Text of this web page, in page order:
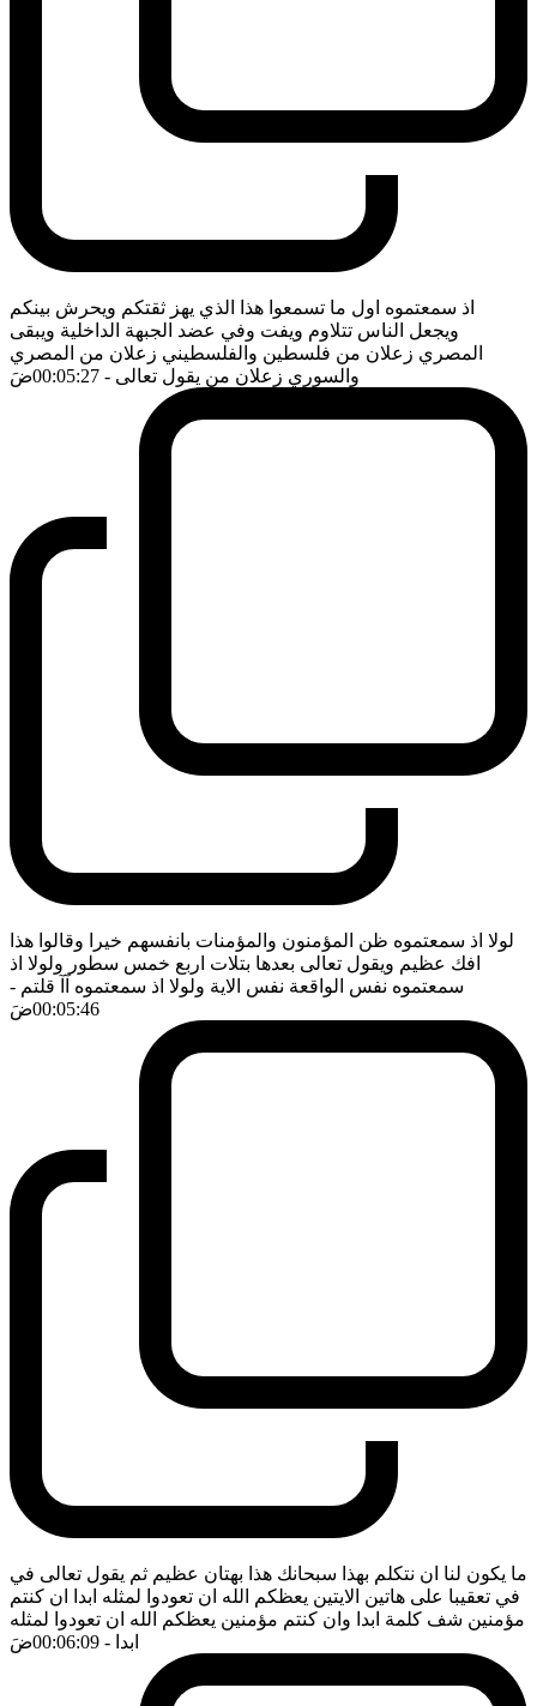
اذ سمعتموه اول ما تسمعوا هذا الذي يهز ثقتكم ويحرش بينكم
ويجعل الناس تتلاوم ويفت وفي عضد الجبهة الداخلية ويبقى
المصري زعلان من فلسطين والفلسطيني زعلان من المصري
والسوري زعلان من يقول تعالى - 00:05:27 ضَ
لولا اذ سمعتموه ظن المؤمنون والمؤمنات بانفسهم خيرا وقالوا هذا
افك عظيم ويقول تعالى بعدها بتلات اربع خمس سطور ولولا اذ
سمعتموه نفس الواقعة نفس الاية ولولا اذ سمعتموه آآ قلتم -
00:05:46ضَ
ما يكون لنا ان نتكلم بهذا سبحانك هذا بهتان عظيم ثم يقول تعالى في
في تعقيبا على هاتين الايتين يعظكم الله ان تعودوا لمثله ابدا ان كنتم
مؤمنين شف كلمة ابدا وان كنتم مؤمنين يعظكم الله ان تعودوا لمثله
ابدا - 00:06:09 ضَ